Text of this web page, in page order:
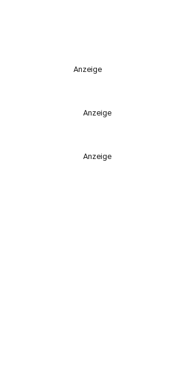
Anzeige
Anzeige
Anzeige